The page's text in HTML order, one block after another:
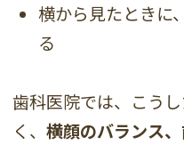
横から見たときに
る
歯科医院では、こう
く、横顔のバランス